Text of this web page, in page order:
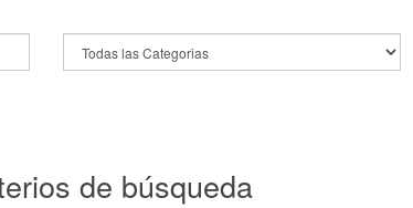
de búsqueda